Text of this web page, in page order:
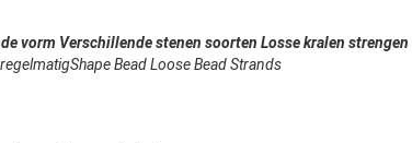
vorm Verschillende stenen soorten Losse kralen strengen
Bead Loose Bead Strands